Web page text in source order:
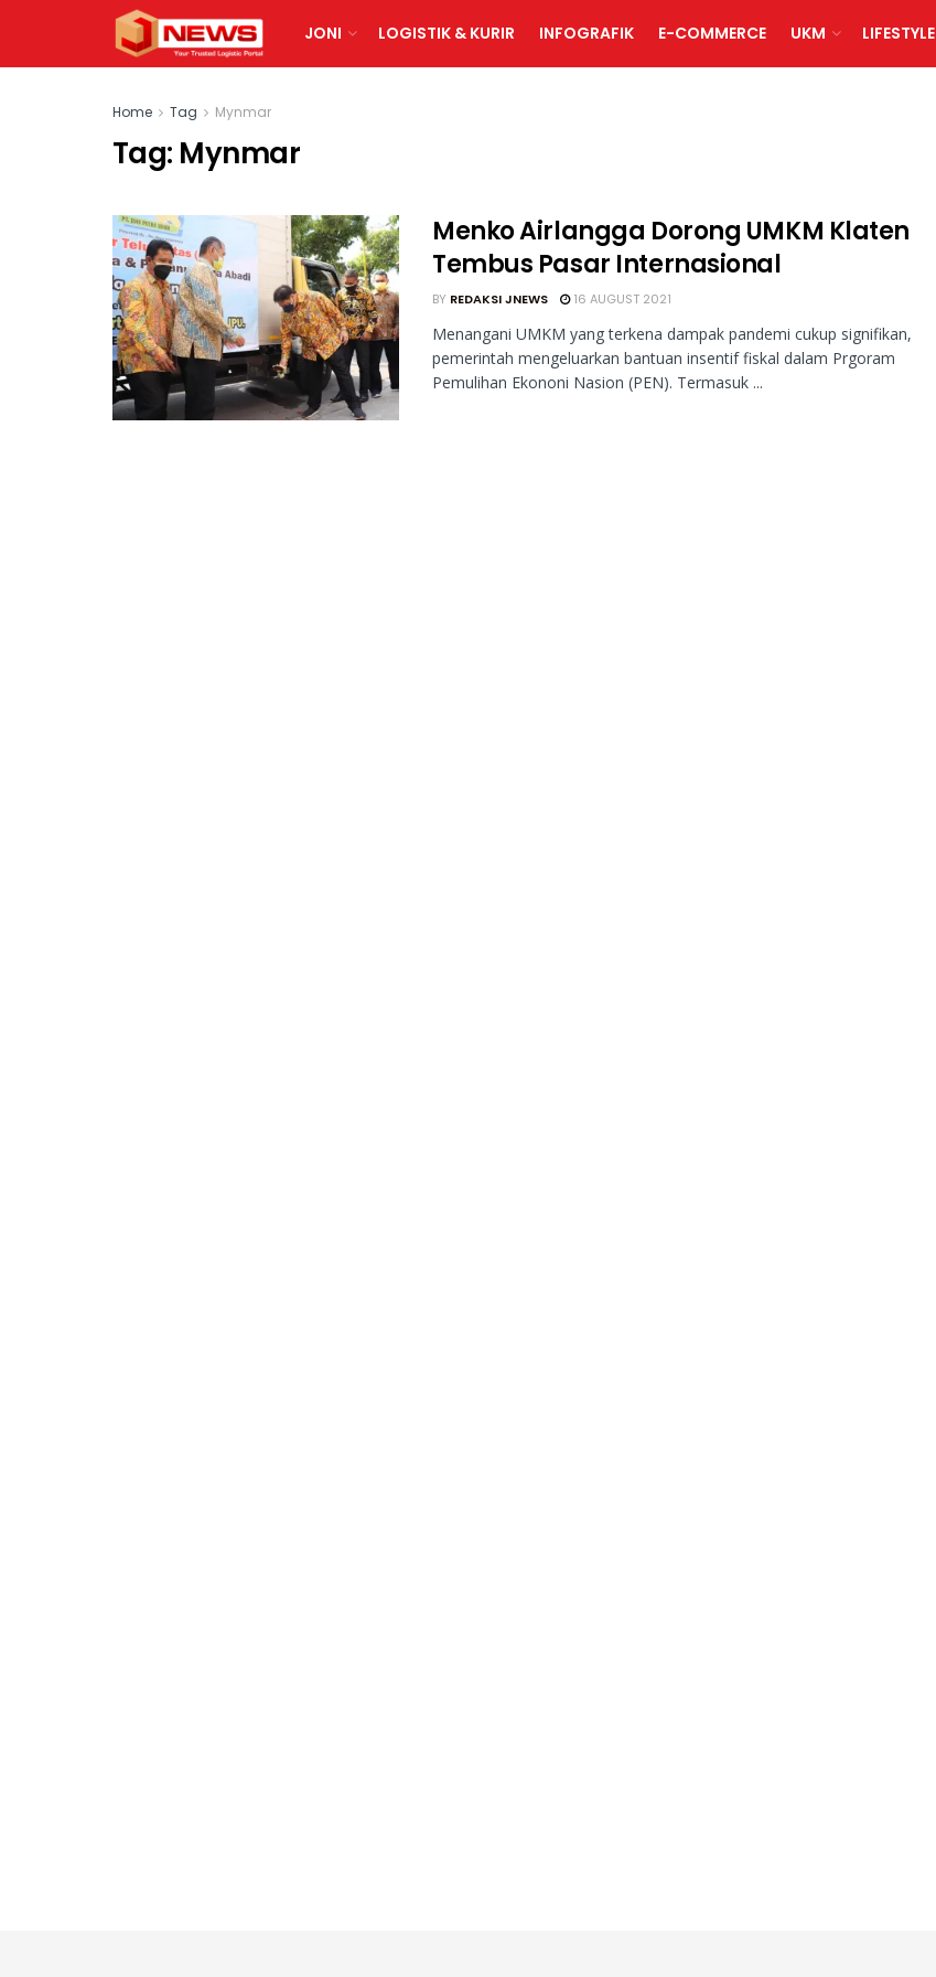
JONI LOGISTIK & KURIR INFOGRAFIK E-COMMERCE UKM LIFESTYLE
Home Tag Mynmar
Tag: Mynmar
Menko Airlangga Dorong UMKM Klaten
Tembus Pasar Internasional
BY REDAKSI JNEWS 16 AUGUST 2021
Menangani UMKM yang terkena dampak pandemi cukup signifikan,
pemerintah mengeluarkan bantuan insentif fiskal dalam Prgoram
Pemulihan Ekononi Nasion (PEN). Termasuk ...